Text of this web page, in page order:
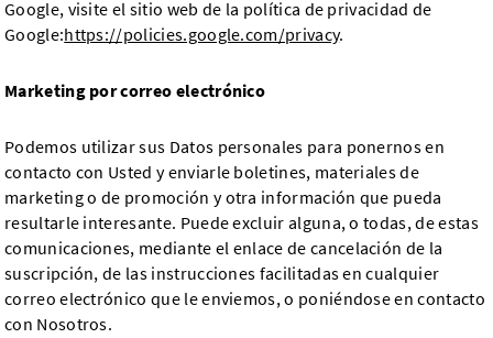
Google, visite el sitio web de la política de privacidad de
Google:https://policies.google.com/privacy.
Marketing por correo electrónico
Podemos utilizar sus Datos personales para ponernos en
contacto con Usted y enviarle boletines, materiales de
marketing o de promoción y otra información que pueda
resultarle interesante. Puede excluir alguna, o todas, de estas
comunicaciones, mediante el enlace de cancelación de la
suscripción, de las instrucciones facilitadas en cualquier
correo electrónico que le enviemos, o poniéndose en contacto
con Nosotros.